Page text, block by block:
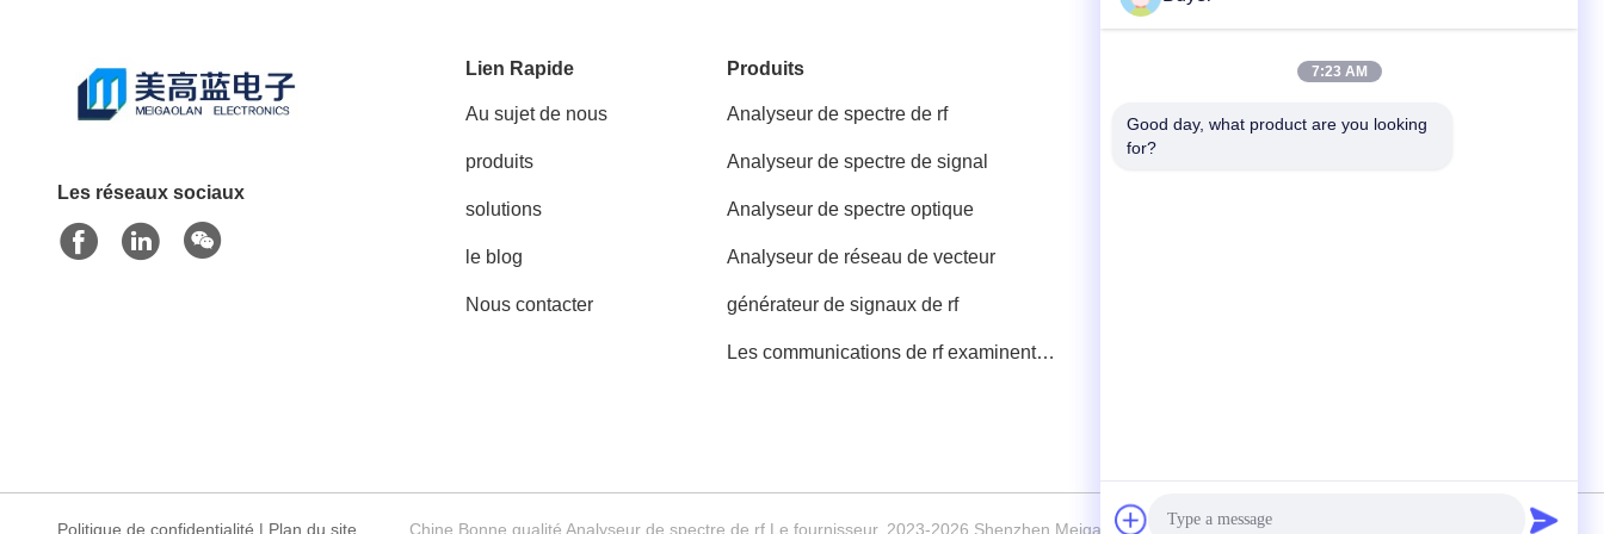
Les réseaux sociaux
Lien Rapide
Au sujet de nous
produits
solutions
le blog
Nous contacter
Produits
Analyseur de spectre de rf
Analyseur de spectre de signal
Analyseur de spectre optique
Analyseur de réseau de vecteur
générateur de signaux de rf
Les communications de rf examinent
Contactez rapidement
Téléphone :
Politique de confidentialité | Plan du site Chine Bonne qualité Analyseur de spectre de rf Le fournisseur. 2023-2026 Shenzhen Meigaolan Electronic Instrument Co. Ltd Tous les droits réservés.
7:23 AM
Good day, what product are you looking
for?